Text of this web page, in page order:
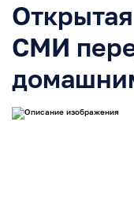
СМИ